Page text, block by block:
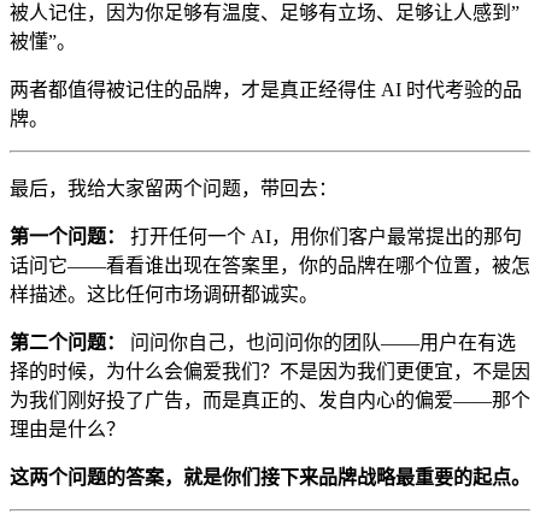
被人记住，因为你足够有温度、足够有立场、足够让人感到”
被懂”。
两者都值得被记住的品牌，才是真正经得住 AI 时代考验的品
牌。
最后，我给大家留两个问题，带回去：
第一个问题：
打开任何一个 AI，用你们客户最常提出的那句
话问它——看看谁出现在答案里，你的品牌在哪个位置，被怎
样描述。这比任何市场调研都诚实。
第二个问题：
问问你自己，也问问你的团队——用户在有选
择的时候，为什么会偏爱我们？不是因为我们更便宜，不是因
为我们刚好投了广告，而是真正的、发自内心的偏爱——那个
理由是什么？
这两个问题的答案，就是你们接下来品牌战略最重要的起点。